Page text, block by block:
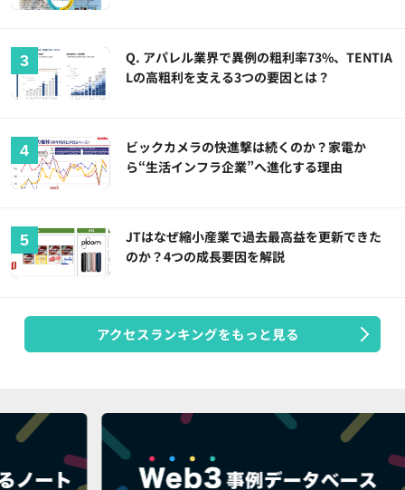
Q. アパレル業界で異例の粗利率73%、TENTIA
Lの高粗利を支える3つの要因とは？
ビックカメラの快進撃は続くのか？家電か
ら“生活インフラ企業”へ進化する理由
JTはなぜ縮小産業で過去最高益を更新できた
のか？4つの成長要因を解説
アクセスランキングをもっと見る